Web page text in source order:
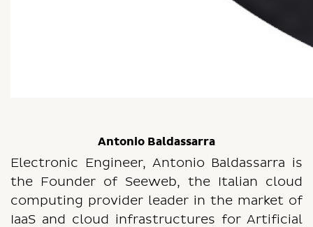
Antonio Baldassarra
Electronic Engineer, Antonio Baldassarra is
the Founder of Seeweb, the Italian cloud
computing provider leader in the market of
IaaS and cloud infrastructures for Artificial